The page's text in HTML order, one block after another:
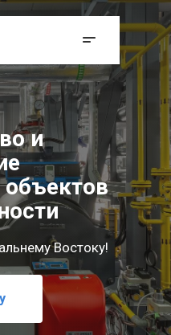
и
Востоку!
любой сложности —
полного обслуживания